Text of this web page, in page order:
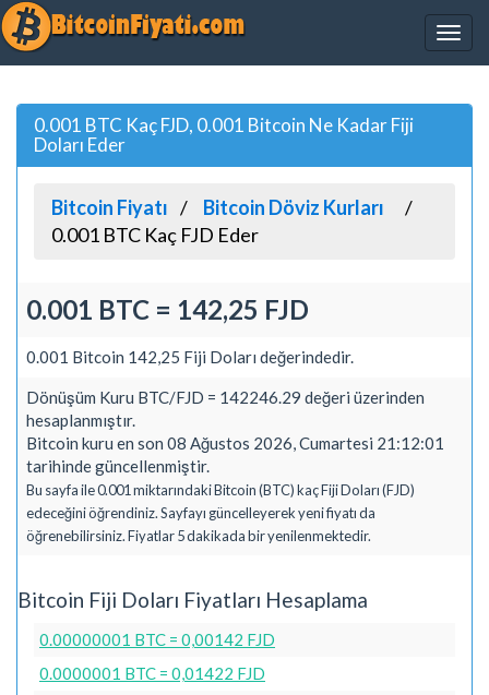
0.001 BTC Kaç FJD, 0.001 Bitcoin Ne Kadar Fiji
Doları Eder
Bitcoin Fiyatı
Bitcoin Döviz Kurları
0.001 BTC Kaç FJD Eder
0.001 BTC = 142,25 FJD
0.001 Bitcoin 142,25 Fiji Doları değerindedir.
Dönüşüm Kuru BTC/FJD = 142246.29 değeri üzerinden
hesaplanmıştır.
Bitcoin kuru en son 08 Ağustos 2026, Cumartesi 21:12:01
tarihinde güncellenmiştir.
Bu sayfa ile 0.001 miktarındaki Bitcoin (BTC) kaç Fiji Doları (FJD)
edeceğini öğrendiniz. Sayfayı güncelleyerek yeni fiyatı da
öğrenebilirsiniz. Fiyatlar 5 dakikada bir yenilenmektedir.
Bitcoin Fiji Doları Fiyatları Hesaplama
0.00000001 BTC = 0,00142 FJD
0.0000001 BTC = 0,01422 FJD